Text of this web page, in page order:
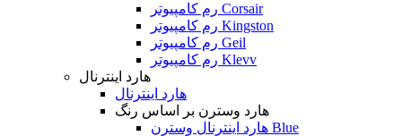
رم کامپیوتر Corsair
رم کامپیوتر Kingston
رم کامپیوتر Geil
رم کامپیوتر Klevv
هارد اینترنال
هارد اینترنال
هارد وسترن بر اساس رنگ
هارد اینترنال وسترن Blue